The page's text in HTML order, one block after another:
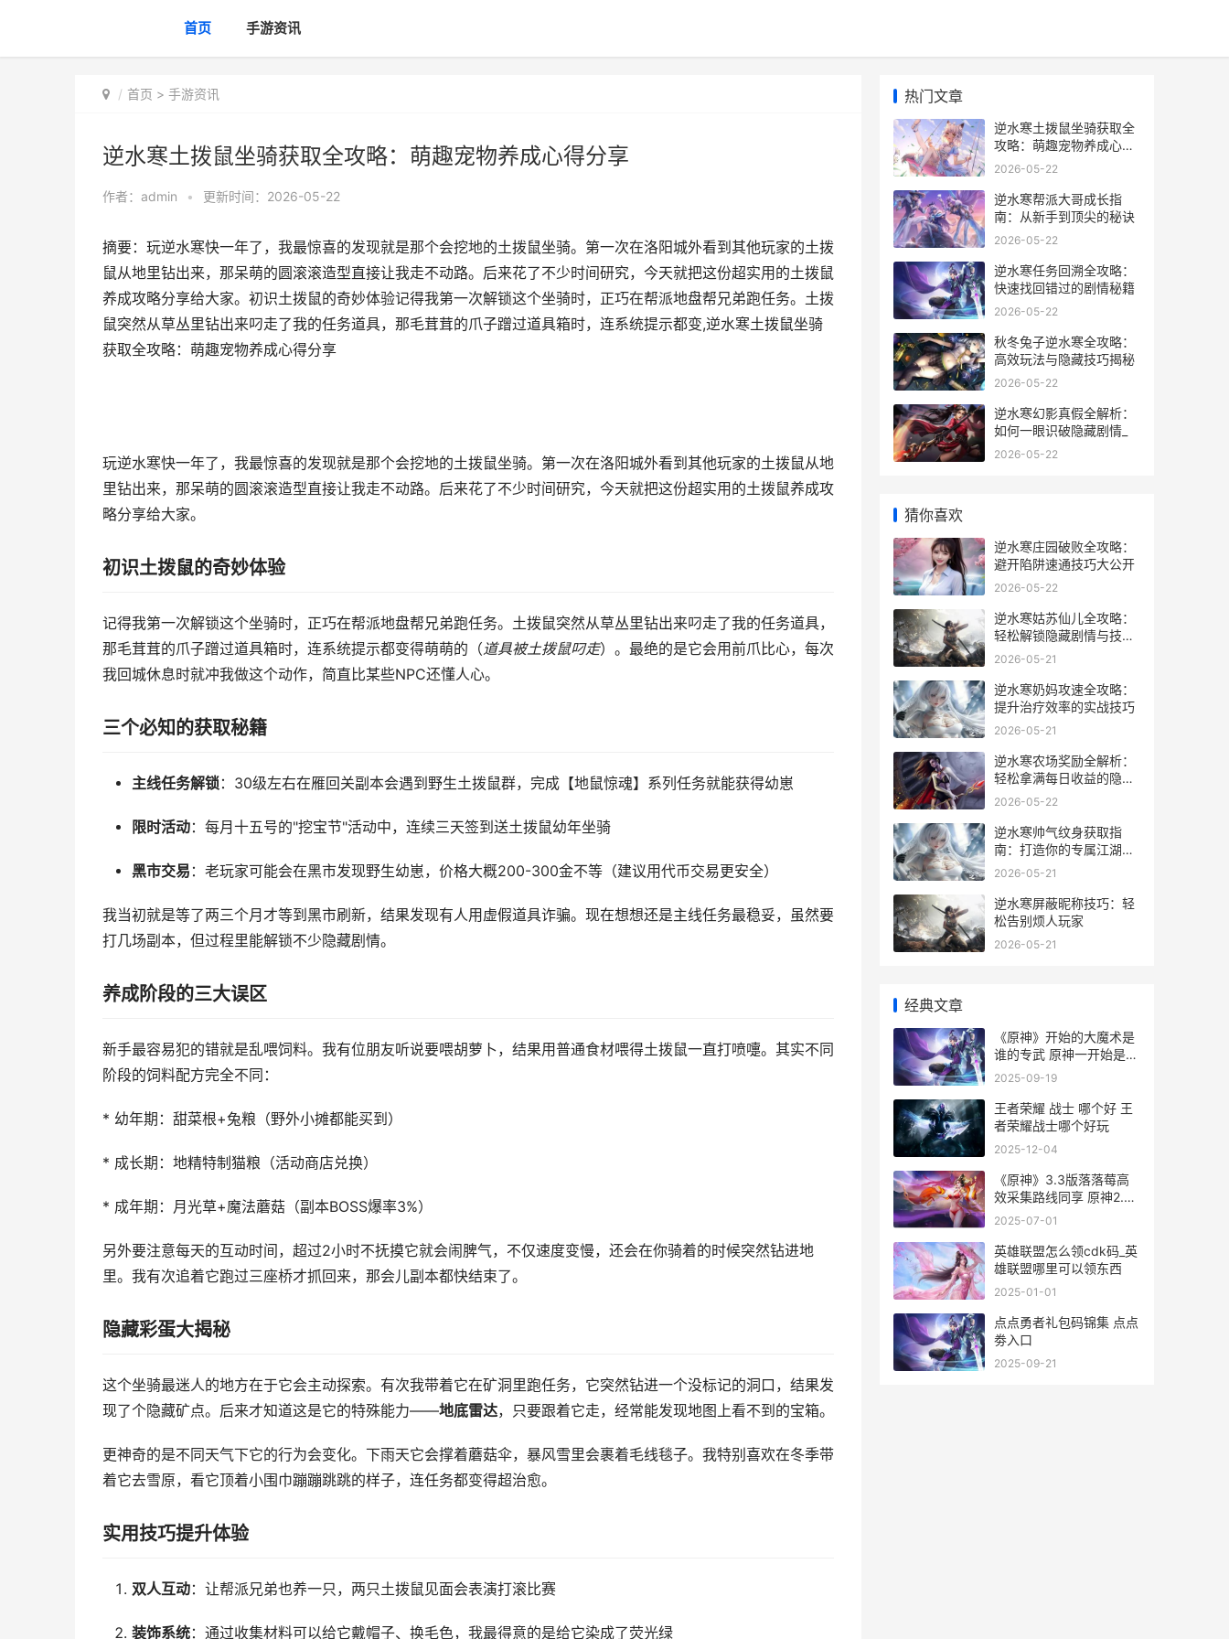
首页 手游资讯
首页 > 手游资讯
逆水寒土拨鼠坐骑获取全攻略：萌趣宠物养成心得分享
作者： admin • 更新时间：2026-05-22
摘要：玩逆水寒快一年了，我最惊喜的发现就是那个会挖地的土拨鼠坐骑。第一次在洛阳城外看到其他玩家的土拨
鼠从地里钻出来，那呆萌的圆滚滚造型直接让我走不动路。后来花了不少时间研究，今天就把这份超实用的土拨鼠
养成攻略分享给大家。初识土拨鼠的奇妙体验记得我第一次解锁这个坐骑时，正巧在帮派地盘帮兄弟跑任务。土拨
鼠突然从草丛里钻出来叼走了我的任务道具，那毛茸茸的爪子蹭过道具箱时，连系统提示都变,逆水寒土拨鼠坐骑
获取全攻略：萌趣宠物养成心得分享
玩逆水寒快一年了，我最惊喜的发现就是那个会挖地的土拨鼠坐骑。第一次在洛阳城外看到其他玩家的土拨鼠从地
里钻出来，那呆萌的圆滚滚造型直接让我走不动路。后来花了不少时间研究，今天就把这份超实用的土拨鼠养成攻
略分享给大家。
初识土拨鼠的奇妙体验
记得我第一次解锁这个坐骑时，正巧在帮派地盘帮兄弟跑任务。土拨鼠突然从草丛里钻出来叼走了我的任务道具，
那毛茸茸的爪子蹭过道具箱时，连系统提示都变得萌萌的（道具被土拨鼠叼走）。最绝的是它会用前爪比心，每次
我回城休息时就冲我做这个动作，简直比某些NPC还懂人心。
三个必知的获取秘籍
主线任务解锁 ：30级左右在雁回关副本会遇到野生土拨鼠群，完成【地鼠惊魂】系列任务就能获得幼崽
限时活动：每月十五号的"挖宝节"活动中，连续三天签到送土拨鼠幼年坐骑
黑市交易 ：老玩家可能会在黑市发现野生幼崽，价格大概200-300金不等（建议用代币交易更安全）
我当初就是等了两三个月才等到黑市刷新，结果发现有人用虚假道具诈骗。现在想想还是主线任务最稳妥，虽然要
打几场副本，但过程里能解锁不少隐藏剧情。
养成阶段的三大误区
新手最容易犯的错就是乱喂饲料。我有位朋友听说要喂胡萝卜，结果用普通食材喂得土拨鼠一直打喷嚏。其实不同
阶段的饲料配方完全不同：
* 幼年期：甜菜根+兔粮（野外小摊都能买到）
* 成长期：地精特制猫粮（活动商店兑换）
* 成年期：月光草+魔法蘑菇（副本BOSS爆率3%）
另外要注意每天的互动时间，超过2小时不抚摸它就会闹脾气，不仅速度变慢，还会在你骑着的时候突然钻进地
里。我有次追着它跑过三座桥才抓回来，那会儿副本都快结束了。
隐藏彩蛋大揭秘
这个坐骑最迷人的地方在于它会主动探索。有次我带着它在矿洞里跑任务，它突然钻进一个没标记的洞口，结果发
现了个隐藏矿点。后来才知道这是它的特殊能力——地底雷达，只要跟着它走，经常能发现地图上看不到的宝箱。
更神奇的是不同天气下它的行为会变化。下雨天它会撑着蘑菇伞，暴风雪里会裹着毛线毯子。我特别喜欢在冬季带
着它去雪原，看它顶着小围巾蹦蹦跳跳的样子，连任务都变得超治愈。
实用技巧提升体验
双人互动：让帮派兄弟也养一只，两只土拨鼠见面会表演打滚比赛
装饰系统：通过收集材料可以给它戴帽子、换毛色，我最得意的是给它染成了荧光绿
热门文章
逆水寒土拨鼠坐骑获取全
攻略：萌趣宠物养成心得
分享
2026-05-22
逆水寒帮派大哥成长指
南：从新手到顶尖的秘诀
2026-05-22
逆水寒任务回溯全攻略：
快速找回错过的剧情秘籍
2026-05-22
秋冬兔子逆水寒全攻略：
高效玩法与隐藏技巧揭秘
2026-05-22
逆水寒幻影真假全解析：
如何一眼识破隐藏剧情_
2026-05-22
猜你喜欢
逆水寒庄园破败全攻略：
避开陷阱速通技巧大公开
2026-05-22
逆水寒姑苏仙儿全攻略：
轻松解锁隐藏剧情与技能
技巧
2026-05-21
逆水寒奶妈攻速全攻略：
提升治疗效率的实战技巧
2026-05-21
逆水寒农场奖励全解析：
轻松拿满每日收益的隐藏
技巧
2026-05-22
逆水寒帅气纹身获取指
南：打造你的专属江湖印
记
2026-05-21
逆水寒屏蔽昵称技巧：轻
松告别烦人玩家
2026-05-21
经典文章
《原神》开始的大魔术是
谁的专武 原神一开始是什
么元素
2025-09-19
王者荣耀 战士 哪个好 王
者荣耀战士哪个好玩
2025-12-04
《原神》3.3版落落莓高
效采集路线同享 原神2.0
落落莓分布图
2025-07-01
英雄联盟怎么领cdk码_英
雄联盟哪里可以领东西
2025-01-01
点点勇者礼包码锦集 点点
劵入口
2025-09-21